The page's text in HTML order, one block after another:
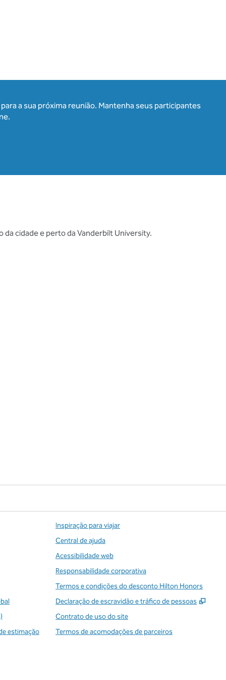
a sua próxima reunião. Mantenha seus participantes
cidade e perto da Vanderbilt University.
estimação
Inspiração para viajar
Central de ajuda
Acessibilidade web
Responsabilidade corporativa
Termos e condições do desconto Hilton Honors
Declaração de escravidão e tráfico de pessoas
,
Contrato de uso do site
Termos de acomodações de parceiros